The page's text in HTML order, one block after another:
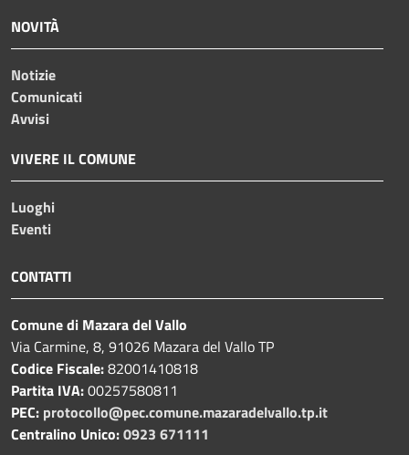
NOVITÀ
Notizie
Comunicati
Avvisi
VIVERE IL COMUNE
Luoghi
Eventi
CONTATTI
Comune di Mazara del Vallo
Via Carmine, 8, 91026 Mazara del Vallo TP
Codice Fiscale:82001410818
Partita IVA:00257580811
PEC: protocollo@pec.comune.mazaradelvallo.tp.it
Centralino Unico:0923 671111